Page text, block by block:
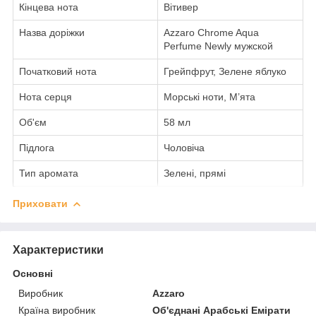
Кінцева нота Вітивер
Назва доріжки
Azzaro Chrome Aqua
Perfume Newly мужской
Початковий нота Грейпфрут, Зелене яблуко
Нота серця Морські ноти, М’ята
Об'єм 58 мл
Підлога Чоловіча
Тип аромата Зелені, прямі
Приховати
Характеристики
Основні
Виробник
Azzaro
Країна виробник
Об'єднані Арабські Емірати